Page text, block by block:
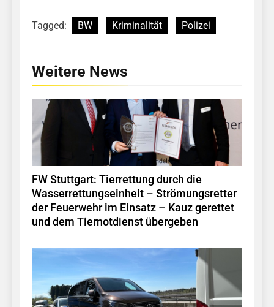
Tagged: BW Kriminalität Polizei
Weitere News
FW Stuttgart: Tierrettung durch die
Wasserrettungseinheit – Strömungsretter
der Feuerwehr im Einsatz – Kauz gerettet
und dem Tiernotdienst übergeben